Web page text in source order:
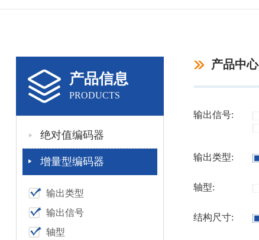
产品信息
PRODUCTS
绝对值编码器
增量型编码器
输出类型
输出信号
轴型
产品中心
输出信号:
输出类型:
轴型:
结构尺寸: